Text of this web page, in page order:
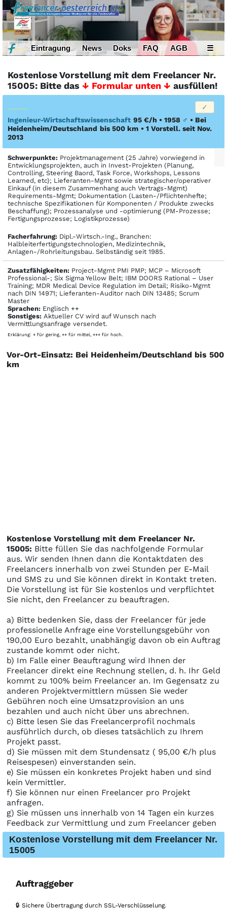
Eintragung News Doks FAQ AGB ☰
Kostenlose Vorstellung mit dem Freelancer Nr.
15005: Bitte das ↓ Formular unten ↓ ausfüllen!
Ingenieur-Wirtschaftswissenschaft 95 €/h • 1958 ♂ • Bei
Heidenheim/Deutschland bis 500 km • 1 Vorstell. seit Nov.
2013
Schwerpunkte: Projektmanagement (25 Jahre) vorwiegend in
Entwicklungsprojekten, auch in Invest-Projekten (Planung,
Controlling, Steering Baord, Task Force, Workshops, Lessons
Learned, etc); Lieferanten-Mgmt sowie strategischer/operativer
Einkauf (in diesem Zusammenhang auch Vertrags-Mgmt)
Requirements-Mgmt; Dokumentation (Lasten-/Pflichtenhefte;
technische Spezifikationen für Komponenten / Produkte zwecks
Beschaffung); Prozessanalyse und -optimierung (PM-Prozesse;
Fertigungsprozesse; Logistikprozesse)
Facher­fahrung: Dipl.-Wirtsch.-Ing., Branchen:
Halbleiterfertigungstechnologien, Medizintechnik,
Anlagen-/Rohrleitungsbau. Selbständig seit 1985.
Zusatzfähigkeiten: Project-Mgmt PMI PMP; MCP – Microsoft
Professional-; Six Sigma Yellow Belt; IBM DOORS Rational – User
Training; MDR Medical Device Regulation im Detail; Risiko-Mgmt
nach DIN 14971; Lieferanten-Auditor nach DIN 13485; Scrum
Master
Sprachen: Englisch ++
Sonstiges: Aktueller CV wird auf Wunsch nach
Vermittlungsanfrage versendet.
Erklärung: + für gering, ++ für mittel, +++ für hoch.
Vor-Ort-Einsatz: Bei Heidenheim/Deutschland bis 500
km
Kostenlose Vorstellung mit dem Freelancer Nr.
15005: Bitte füllen Sie das nachfolgende Formular
aus. Wir senden Ihnen dann die Kontaktdaten des
Freelancers innerhalb von zwei Stunden per E-Mail
und SMS zu und Sie können direkt in Kontakt treten.
Die Vorstellung ist für Sie kostenlos und verpflichtet
Sie nicht, den Freelancer zu beauftragen.
a) Bitte bedenken Sie, dass der Freelancer für jede
professionelle Anfrage eine Vorstellungsgebühr von
190,00 Euro bezahlt, unabhängig davon ob ein Auftrag
zustande kommt oder nicht.
b) Im Falle einer Beauftragung wird Ihnen der
Freelancer direkt eine Rechnung stellen, d. h. Ihr Geld
kommt zu 100% beim Freelancer an. Im Gegensatz zu
anderen Projektvermittlern müssen Sie weder
Gebühren noch eine Umsatzprovision an uns
bezahlen und auch nicht über uns abrechnen.
c) Bitte lesen Sie das Freelancerprofil nochmals
ausführlich durch, ob dieses tatsächlich zu Ihrem
Projekt passt.
d) Sie müssen mit dem Stundensatz ( 95,00 €/h plus
Reisespesen) einverstanden sein.
e) Sie müssen ein konkretes Projekt haben und sind
kein Vermittler.
f) Sie können nur einen Freelancer pro Projekt
anfragen.
g) Sie müssen uns innerhalb von 14 Tagen ein kurzes
Feedback zur Vermittlung und zum Freelancer geben
Kostenlose Vorstellung mit dem Freelancer Nr.
15005
Auftraggeber
🔒 Sichere Übertragung durch SSL-Verschlüsselung.